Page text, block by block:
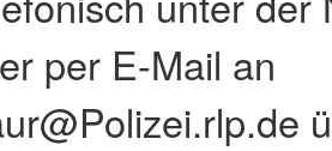
per E-Mail an